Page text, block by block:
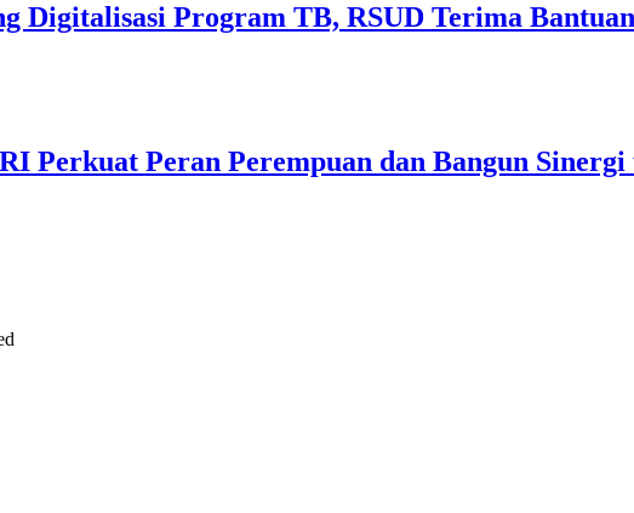
Digitalisasi Program TB, RSUD Terima
Perkuat Peran Perempuan dan Bangun